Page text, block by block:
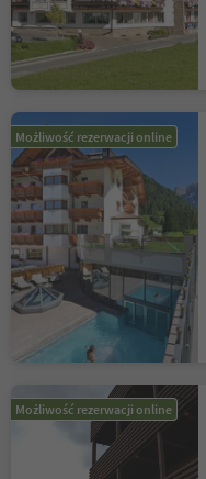
Możliwość rezerwacji online
Możliwość rezerwacji online